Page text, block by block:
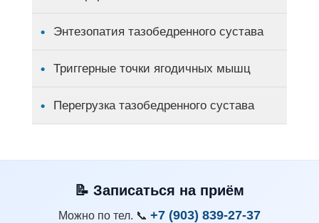
Энтезопатия тазобедренного сустава
Триггерные точки ягодичных мышц
Перегрузка тазобедренного сустава
📝 Записаться на приём
Можно по тел. 📞 +7 (903) 839-27-37